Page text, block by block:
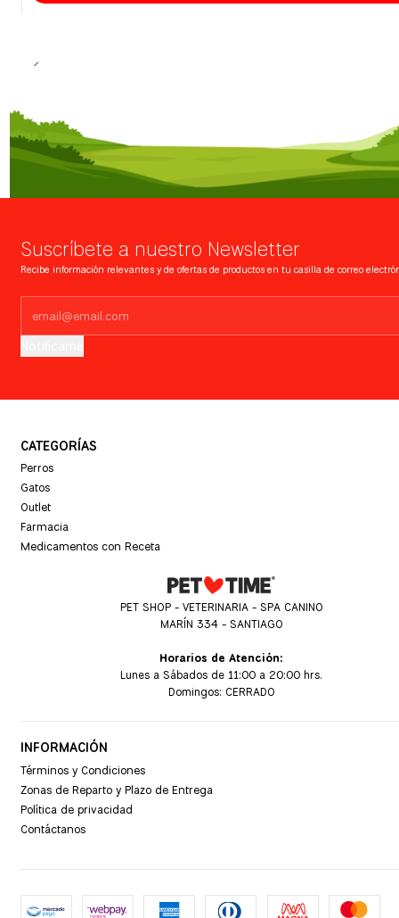
Suscríbete a nuestro Newsletter
Recibe información relevantes y de ofertas de productos en tu casilla de correo
CATEGORÍAS
Perros
Gatos
Outlet
Farmacia
Medicamentos con Receta
PET SHOP - VETERINARIA - SPA CANINO
MARÍN 334 - SANTIAGO
Horarios de Atención:
Lunes a Sábados de 11:00 a 20:00 hrs.
Domingos: CERRADO
INFORMACIÓN
Términos y Condiciones
Zonas de Reparto y Plazo de Entrega
Política de privacidad
Contáctanos